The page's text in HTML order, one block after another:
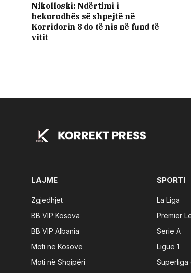
Nikolloski: Ndërtimi i
hekurudhës së shpejtë në
Korridorin 8 do të nis në fund të
vitit
LAJME
Zgjedhjet
BB VIP Kosova
BB VIP Albania
Moti në Kosovë
Moti në Shqipëri
SPORTI
La Liga
Premier
Serie A
Ligue 1
Superliga